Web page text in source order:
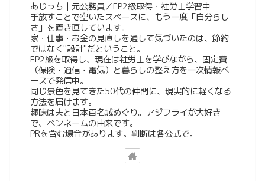
あじっち｜元公務員／FP2級取得・社労士学習中
手放すことで空いたスペースに、もう一度「自分らし
さ」を置き直しています。
家・仕事・お金の見直しを通して気づいたのは、節約
ではなく"設計"だということ。
FP2級を取得し、現在は社労士を学びながら、固定費
（保険・通信・電気）と暮らしの整え方を一次情報ベ
ースで発信中。
同じ景色を見てきた50代の仲間に、現実的に軽くなる
方法を届けます。
趣味は夫と日本百名城めぐり。アジフライが大好き
で、ペンネームの由来です。
PRを含む場合があります。判断は各公式で。